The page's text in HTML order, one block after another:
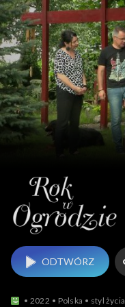
ODTWÓRZ
2022 Polska styl życia